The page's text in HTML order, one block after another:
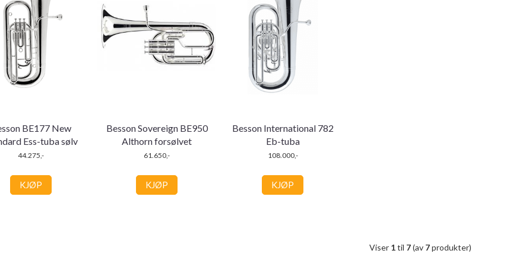
BE177 New
Ess-tuba sølv
44.275,-
KJØP
Besson Sovereign BE950
Althorn forsølvet
61.650,-
KJØP
Besson International 782
Eb-tuba
108.000,-
KJØP
Viser 1til 7(av 7produkter)